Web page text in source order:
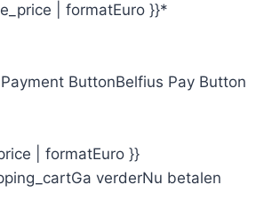
| formatEuro }}*
ButtonBelfius Pay Button
| formatEuro }}
Ga verderNu betalen